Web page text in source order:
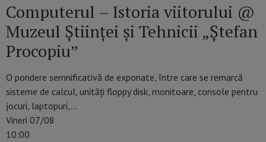
Computerul – Istoria viitorului @
Muzeul Științei și Tehnicii „Ștefan
Procopiuˮ
O pondere semnificativă de exponate, între care se remarcă
sisteme de calcul, unități floppy disk, monitoare, console pentru
jocuri, laptopuri,…
Vineri 07/08
10:00